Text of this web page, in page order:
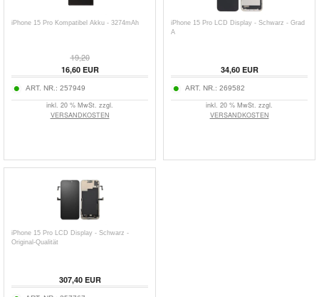
iPhone 15 Pro Kompatibel Akku - 3274mAh
19,20
16,60EUR
ART. NR.: 257949
inkl. 20 % MwSt. zzgl.
VERSANDKOSTEN
iPhone 15 Pro LCD Display - Schwarz - Grad
A
34,60EUR
ART. NR.: 269582
inkl. 20 % MwSt. zzgl.
VERSANDKOSTEN
iPhone 15 Pro LCD Display - Schwarz -
Original-Qualität
307,40EUR